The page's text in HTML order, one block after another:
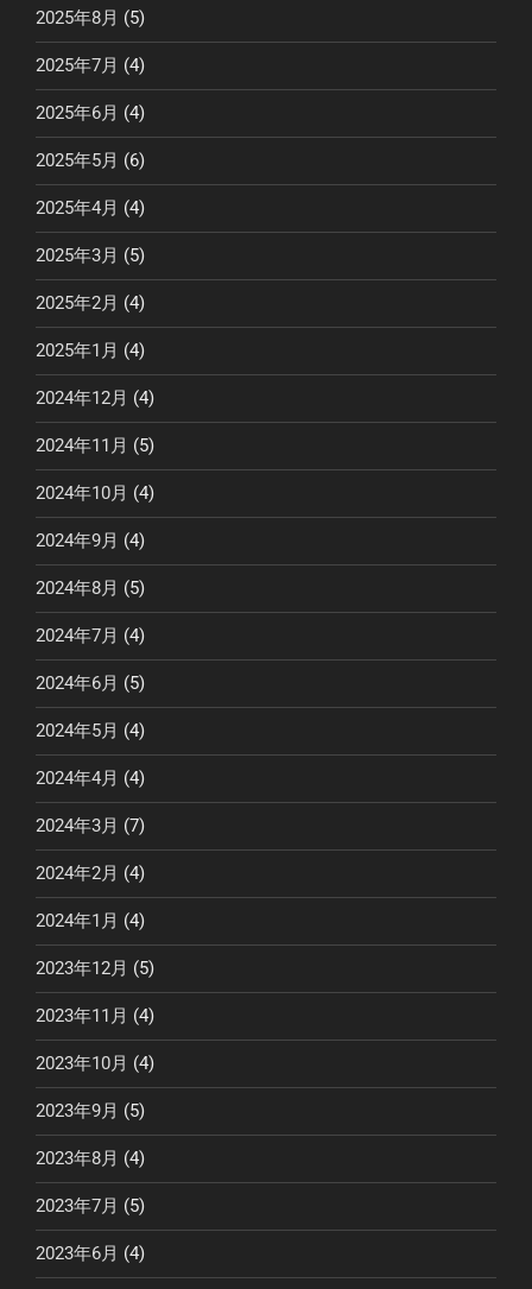
2025年8月 (5)
2025年7月 (4)
2025年6月 (4)
2025年5月 (6)
2025年4月 (4)
2025年3月 (5)
2025年2月 (4)
2025年1月 (4)
2024年12月 (4)
2024年11月 (5)
2024年10月 (4)
2024年9月 (4)
2024年8月 (5)
2024年7月 (4)
2024年6月 (5)
2024年5月 (4)
2024年4月 (4)
2024年3月 (7)
2024年2月 (4)
2024年1月 (4)
2023年12月 (5)
2023年11月 (4)
2023年10月 (4)
2023年9月 (5)
2023年8月 (4)
2023年7月 (5)
2023年6月 (4)